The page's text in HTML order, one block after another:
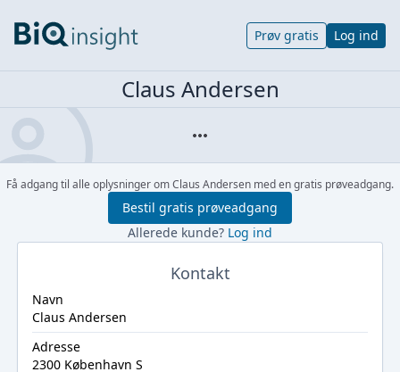
Prøv gratis Log ind
Claus Andersen
Få adgang til alle oplysninger om Claus Andersen med en gratis prøveadgang.
Bestil gratis prøveadgang
Allerede kunde? Log ind
Kontakt
Navn
Claus Andersen
Adresse
2300 København S